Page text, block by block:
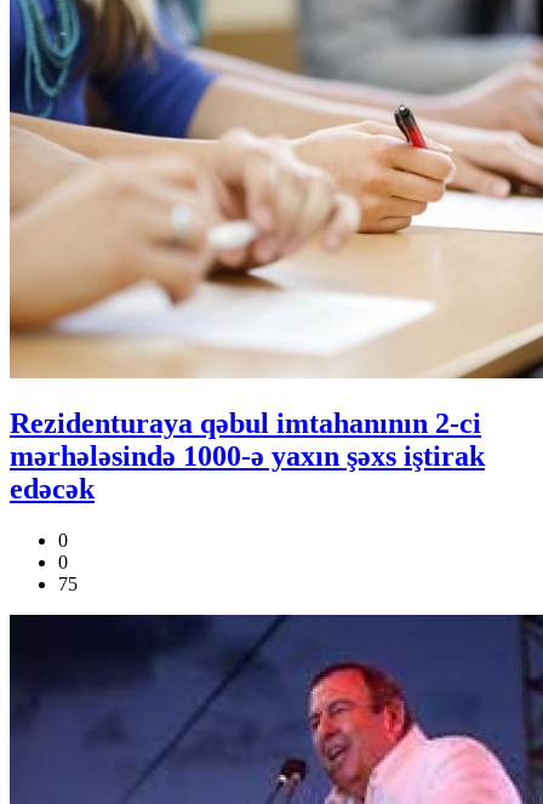
Rezidenturaya qəbul imtahanının 2-ci
mərhələsində 1000-ə yaxın şəxs iştirak
edəcək
0
0
75